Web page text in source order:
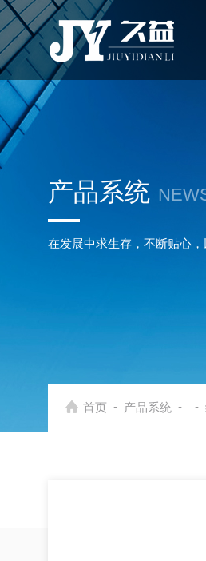
产品系统
在发展中求生存，不断贴心
首页 - 产品系统 - -